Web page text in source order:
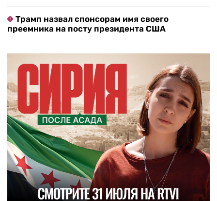
Трамп назвал спонсорам имя своего
преемника на посту президента США